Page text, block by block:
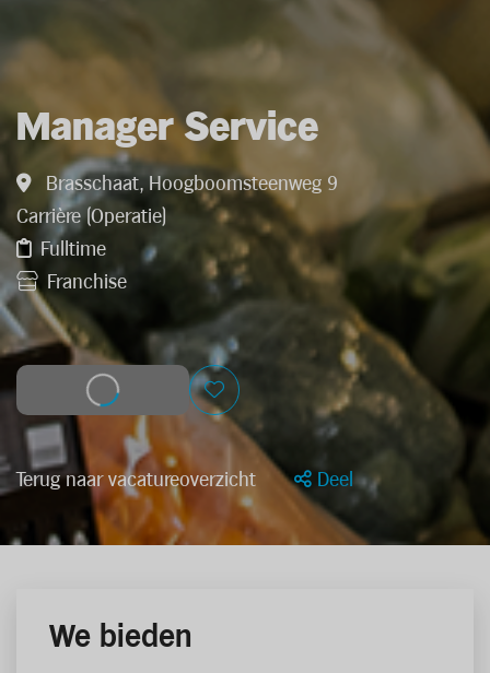
Manager Service
Brasschaat, Hoogboomsteenweg 9
Carrière (Operatie)
Fulltime
Franchise
Solliciteer
Terug naar vacatureoverzicht Deel
We bieden